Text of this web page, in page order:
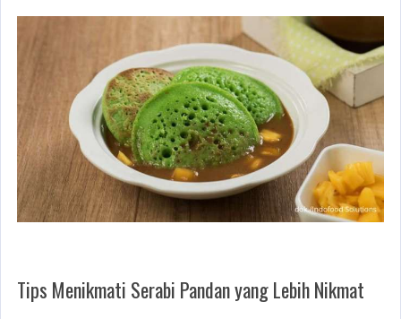
Tips Menikmati Serabi Pandan yang Lebih Nikmat